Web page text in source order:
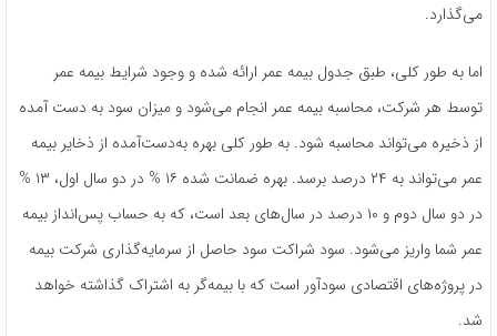
می‌گذارد.
اما به طور کلی، طبق جدول بیمه عمر ارائه شده و وجود شرایط بیمه عمر
توسط هر شرکت، محاسبه بیمه عمر انجام می‌شود و میزان سود به‌ دست‌ آمده
از ذخیره می‌تواند محاسبه شود. به طور کلی بهره به‌دست‌آمده از ذخایر بیمه
عمر می‌تواند به ۲۴ درصد برسد. بهره ضمانت شده ۱۶ % در دو سال اول، ۱۳ %
در دو سال دوم و ۱۰ درصد در سال‌های بعد است، که به حساب پس‌انداز بیمه
عمر شما واریز می‌شود. سود شراکت سود حاصل از سرمایه‌گذاری شرکت بیمه
در پروژه‌های اقتصادی سودآور است که با بیمه‌گر به اشتراک گذاشته خواهد
شد.